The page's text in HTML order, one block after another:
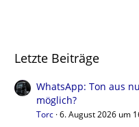
Letzte Beiträge
WhatsApp: Ton aus
möglich?
Torc 6. August 2026 um